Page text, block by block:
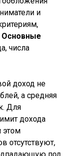
и
Основные
числа
доход не
а средняя
Для
дохода
этом
отсутствуют,